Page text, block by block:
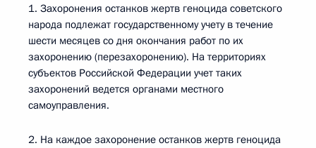
1. Захоронения останков жертв геноцида советского
народа подлежат государственному учету в течение
шести месяцев со дня окончания работ по их
захоронению (перезахоронению). На территориях
субъектов Российской Федерации учет таких
захоронений ведется органами местного
самоуправления.
2. На каждое захоронение останков жертв геноцида